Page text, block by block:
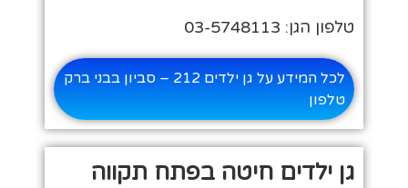
טלפון הגן: 03-5748113
לכל המידע על גן ילדים 212 – סביון בבני ברק
טלפון
גן ילדים חיטה בפתח תקווה